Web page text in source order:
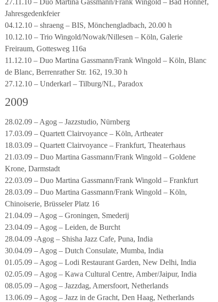
27.11.10 – Duo Martina Gassmann/Frank Wingold – Bad Honnef,
Jahresgedenkfeier
04.12.10 – shraeng – BIS, Mönchengladbach, 20.00 h
10.12.10 – Trio Wingold/Nowak/Nillesen – Köln, Galerie
Freiraum, Gottesweg 116a
11.12.10 – Duo Martina Gassmann/Frank Wingold – Köln, Blanc
de Blanc, Berrenrather Str. 162, 19.30 h
27.12.10 – Underkarl – Tilburg/NL, Paradox
2009
28.02.09 – Agog – Jazzstudio, Nürnberg
17.03.09 – Quartett Clairvoyance – Köln, Artheater
18.03.09 – Quartett Clairvoyance – Frankfurt, Theaterhaus
21.03.09 – Duo Martina Gassmann/Frank Wingold – Goldene
Krone, Darmstadt
22.03.09 – Duo Martina Gassmann/Frank Wingold – Frankfurt
28.03.09 – Duo Martina Gassmann/Frank Wingold – Köln,
Chinoiserie, Brüsseler Platz 16
21.04.09 – Agog – Groningen, Smederij
23.04.09 – Agog – Leiden, de Burcht
28.04.09 -Agog – Shisha Jazz Cafe, Puna, India
30.04.09 – Agog – Dutch Consulate, Mumba, India
01.05.09 – Agog – Lodi Restaurant Garden, New Delhi, India
02.05.09 – Agog – Kawa Cultural Centre, Amber/Jaipur, India
08.05.09 – Agog – Jazzdag, Amersfoort, Netherlands
13.06.09 – Agog – Jazz in de Gracht, Den Haag, Netherlands